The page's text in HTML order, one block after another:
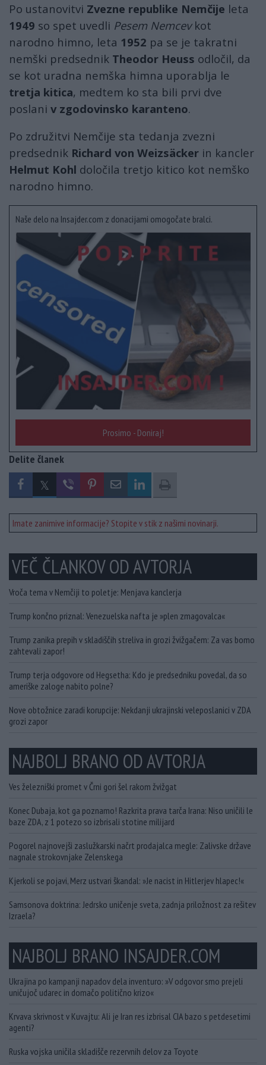
Po ustanovitvi Zvezne republike Nemčije leta
1949 so spet uvedli Pesem Nemcevkot
narodno himno, leta 1952 pa se je takratni
nemški predsednik Theodor Heuss odločil, da
se kot uradna nemška himna uporablja le
tretja kitica, medtem ko sta bili prvi dve
poslani v zgodovinsko karanteno.
Po združitvi Nemčije sta tedanja zvezni
predsednik Richard von Weizsäcker in kancler
Helmut Kohl določila tretjo kitico kot nemško
narodno himno.
Naše delo na Insajder.com z donacijami omogočate bralci.
Prosimo - Doniraj!
Delite članek
Imate zanimive informacije? Stopite v stik z našimi novinarji.
VEČ ČLANKOV OD AVTORJA
Vroča tema v Nemčiji to poletje: Menjava kanclerja
Trump končno priznal: Venezuelska nafta je »plen zmagovalca«
Trump zanika prepih v skladiščih streliva in grozi žvižgačem: Za vas bomo
zahtevali zapor!
Trump terja odgovore od Hegsetha: Kdo je predsedniku povedal, da so
ameriške zaloge nabito polne?
Nove obtožnice zaradi korupcije: Nekdanji ukrajinski veleposlanici v ZDA
grozi zapor
NAJBOLJ BRANO OD AVTORJA
Ves železniški promet v Črni gori šel rakom žvižgat
Konec Dubaja, kot ga poznamo! Razkrita prava tarča Irana: Niso uničili le
baze ZDA, z 1 potezo so izbrisali stotine milijard
Pogorel najnovejši zaslužkarski načrt prodajalca megle: Zalivske države
nagnale strokovnjake Zelenskega
Kjerkoli se pojavi, Merz ustvari škandal: »Je nacist in Hitlerjev hlapec!«
Samsonova doktrina: Jedrsko uničenje sveta, zadnja priložnost za rešitev
Izraela?
NAJBOLJ BRANO INSAJDER.COM
Ukrajina po kampanji napadov dela inventuro: »V odgovor smo prejeli
uničujoč udarec in domačo politično krizo«
Krvava skrivnost v Kuvajtu: Ali je Iran res izbrisal CIA bazo s petdesetimi
agenti?
Ruska vojska uničila skladišče rezervnih delov za Toyote